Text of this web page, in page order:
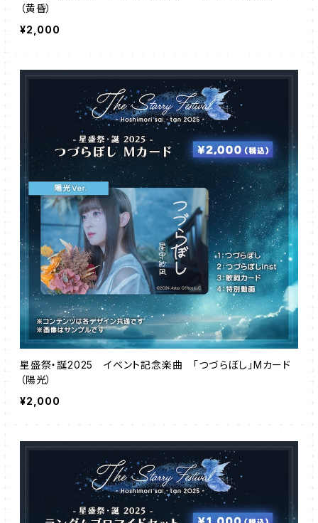
（黄昏）
¥2,000
星盛祭・誕2025 イベント記念楽曲 「つづらぼし」Mカード
（陽光）
¥2,000